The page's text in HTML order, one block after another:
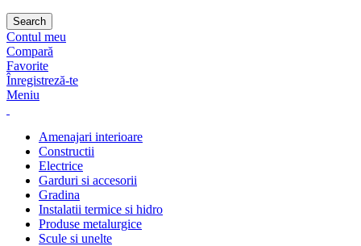
Search
Contul meu
Compară
Favorite
Înregistreză-te
Meniu
Amenajari interioare
Constructii
Electrice
Garduri si accesorii
Gradina
Instalatii termice si hidro
Produse metalurgice
Scule si unelte